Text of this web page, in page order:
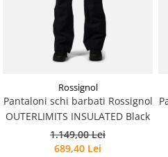
Rossignol
Pantaloni schi barbati Rossignol
OUTERLIMITS INSULATED Black
1.149,00 Lei
689,40 Lei